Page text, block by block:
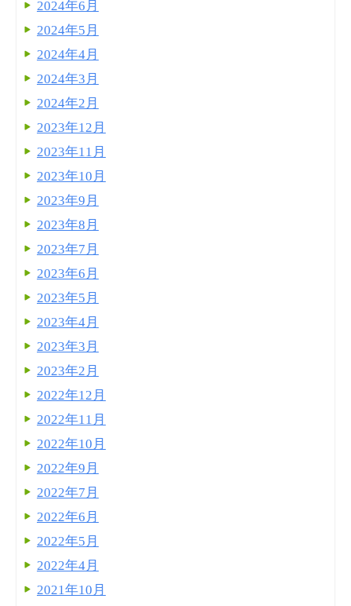
2024年6月
2024年5月
2024年4月
2024年3月
2024年2月
2023年12月
2023年11月
2023年10月
2023年9月
2023年8月
2023年7月
2023年6月
2023年5月
2023年4月
2023年3月
2023年2月
2022年12月
2022年11月
2022年10月
2022年9月
2022年7月
2022年6月
2022年5月
2022年4月
2021年10月